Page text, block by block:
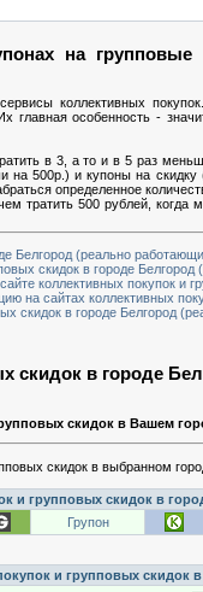
на
коллективных
главная особенность -
в 3, а то и в 5 раз
500р.) и купоны на
определенное
тратить 500 рублей,
Белгород (реально
скидок в городе
коллективных покупок и
на сайтах коллективных
скидок в городе Белгород
скидок в городе
скидок в Вашем
скидок в выбранном
и групповых скидок в
Групон
и групповых скидок